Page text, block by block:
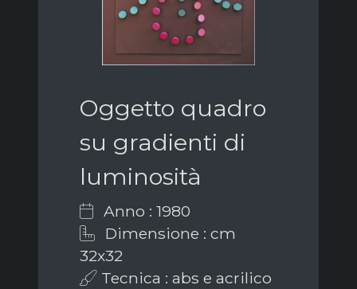
Oggetto quadro
su gradienti di
luminosità
Anno : 1980
Dimensione : cm
32x32
Tecnica : abs e acrilico